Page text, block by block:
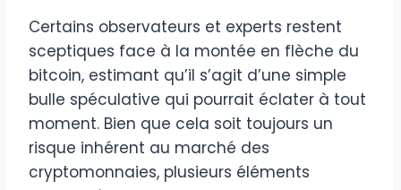
Certains observateurs et experts restent
sceptiques face à la montée en flèche du
bitcoin, estimant qu’il s’agit d’une simple
bulle spéculative qui pourrait éclater à tout
moment. Bien que cela soit toujours un
risque inhérent au marché des
cryptomonnaies, plusieurs éléments